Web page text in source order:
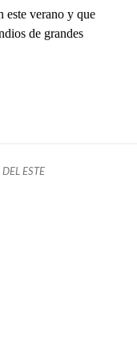
este verano y que
de grandes
ESTE